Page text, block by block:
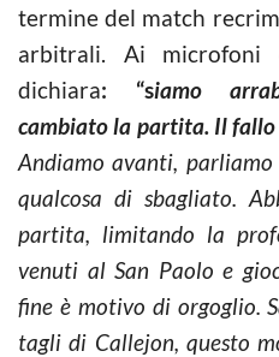
termine del match
arbitrali. Ai microfoni
dichiara: “siamo
cambiato la partita. Il fallo
Andiamo avanti,
qualcosa di sbagliato.
partita, limitando la
venuti al San Paolo e
fine è motivo di orgoglio.
tagli di Callejon, questo